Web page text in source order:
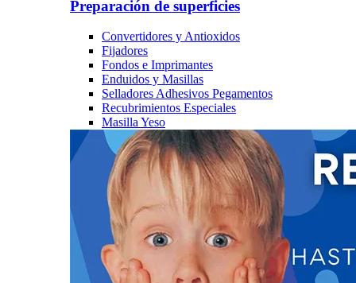
Preparación de superficies
Convertidores y Antioxidos
Fijadores
Fondos e Imprimantes
Enduidos y Masillas
Selladores Adhesivos Pegamentos
Recubrimientos Especiales
Masilla Yeso